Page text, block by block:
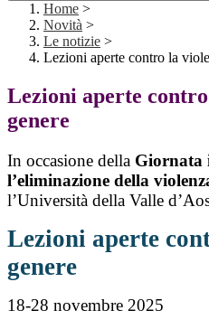
Home >
Novità >
Le notizie >
Lezioni aperte contro la
Lezioni aperte
genere
In occasione della Giornata
l’eliminazione della
l’Università della Valle
Lezioni aperte
genere
18-28 novembre 2025